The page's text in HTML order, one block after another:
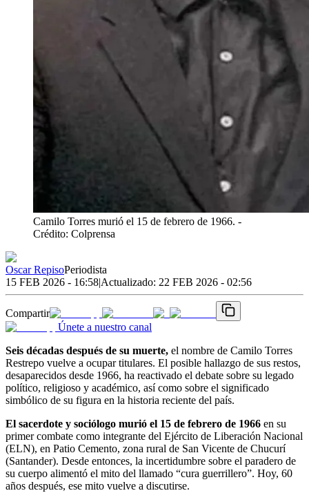
Camilo Torres murió el 15 de febrero de 1966. -
Crédito: Colprensa
Oscar RepisoPeriodista
15 FEB 2026 - 16:58|Actualizado: 22 FEB 2026 - 02:56
Compartir
Únete a nuestro canal
Seis décadas después de su muerte, el nombre de Camilo Torres
Restrepo vuelve a ocupar titulares. El posible hallazgo de sus restos,
desaparecidos desde 1966, ha reactivado el debate sobre su legado
político, religioso y académico, así como sobre el significado
simbólico de su figura en la historia reciente del país.
El sacerdote y sociólogo murió el 15 de febrero de 1966 en su
primer combate como integrante del Ejército de Liberación Nacional
(ELN), en Patio Cemento, zona rural de San Vicente de Chucurí
(Santander). Desde entonces, la incertidumbre sobre el paradero de
su cuerpo alimentó el mito del llamado “cura guerrillero”. Hoy, 60
años después, ese mito vuelve a discutirse.